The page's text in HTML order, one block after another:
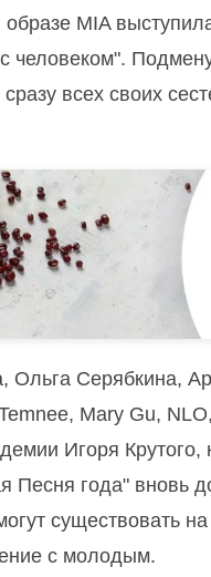
образе MIA
всех своих
Ольга Серябкина,
Mary Gu,
Игоря Крутого,
Песня года" вновь
существовать
с молодым.